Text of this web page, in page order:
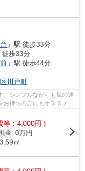
」駅 徒歩33分
徒歩33分
」駅 徒歩44分
川戸町
。シンプルながらも風の通
お持ちの方にもオススメ
等：4,000円 )
礼金 0万円
㎡